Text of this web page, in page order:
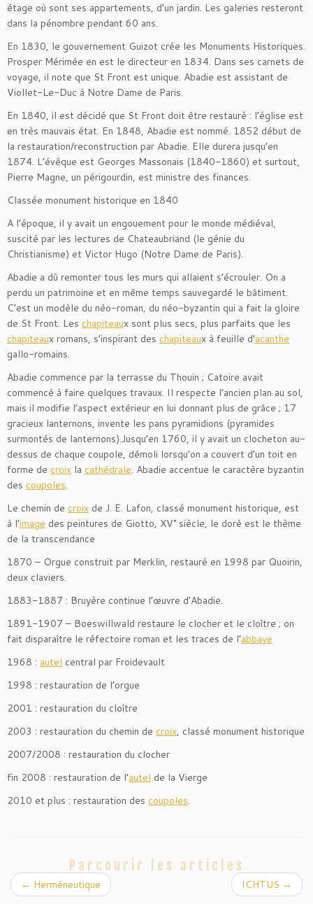
étage où sont ses appartements, d’un jardin. Les galeries resteront
dans la pénombre pendant 60 ans.
En 1830, le gouvernement Guizot crée les Monuments Historiques.
Prosper Mérimée en est le directeur en 1834. Dans ses carnets de
voyage, il note que St Front est unique. Abadie est assistant de
Viollet-Le-Duc à Notre Dame de Paris.
En 1840, il est décidé que St Front doit être restauré : l’église est
en très mauvais état. En 1848, Abadie est nommé. 1852 début de
la restauration/reconstruction par Abadie. Elle durera jusqu’en
1874. L’évêque est Georges Massonais (1840-1860) et surtout,
Pierre Magne, un périgourdin, est ministre des finances.
Classée monument historique en 1840
A l’époque, il y avait un engouement pour le monde médiéval,
suscité par les lectures de Chateaubriand (le génie du
Christianisme) et Victor Hugo (Notre Dame de Paris).
Abadie a dû remonter tous les murs qui allaient s’écrouler. On a
perdu un patrimoine et en même temps sauvegardé le bâtiment.
C’est un modèle du néo-roman, du néo-byzantin qui a fait la gloire
de St Front. Les chapiteaux sont plus secs, plus parfaits que les
chapiteaux romans, s’inspirant des chapiteaux à feuille d’acanthe
gallo-romains.
Abadie commence par la terrasse du Thouin ; Catoire avait
commencé à faire quelques travaux. Il respecte l’ancien plan au sol,
mais il modifie l’aspect extérieur en lui donnant plus de grâce ; 17
gracieux lanternons, invente les pans pyramidions (pyramides
surmontés de lanternons).Jusqu’en 1760, il y avait un clocheton au-
dessus de chaque coupole, démoli lorsqu’on a couvert d’un toit en
forme de croix la cathédrale. Abadie accentue le caractère byzantin
des coupoles.
Le chemin de croix de J. E. Lafon, classé monument historique, est
à l’image des peintures de Giotto, XV° siècle, le doré est le thème
de la transcendance
1870 – Orgue construit par Merklin, restauré en 1998 par Quoirin,
deux claviers.
1883-1887 : Bruyère continue l’œuvre d’Abadie.
1891-1907 – Boeswillwald restaure le clocher et le cloître ; on
fait disparaître le réfectoire roman et les traces de l’abbaye
1968 : autel central par Froidevault
1998 : restauration de l’orgue
2001 : restauration du cloître
2003 : restauration du chemin de croix, classé monument historique
2007/2008 : restauration du clocher
fin 2008 : restauration de l’autel de la Vierge
2010 et plus : restauration des coupoles.
Parcourir les articles
← Herméneutique ICHTUS →